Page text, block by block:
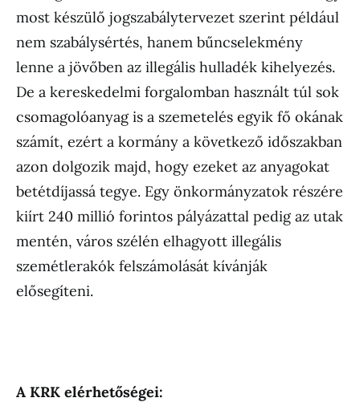
most készülő jogszabálytervezet szerint például
nem szabálysértés, hanem bűncselekmény
lenne a jövőben az illegális hulladék kihelyezés.
De a kereskedelmi forgalomban használt túl sok
csomagolóanyag is a szemetelés egyik fő okának
számít, ezért a kormány a következő időszakban
azon dolgozik majd, hogy ezeket az anyagokat
betétdíjassá tegye. Egy önkormányzatok részére
kiírt 240 millió forintos pályázattal pedig az utak
mentén, város szélén elhagyott illegális
szemétlerakók felszámolását kívánják
elősegíteni.
A KRK elérhetőségei: